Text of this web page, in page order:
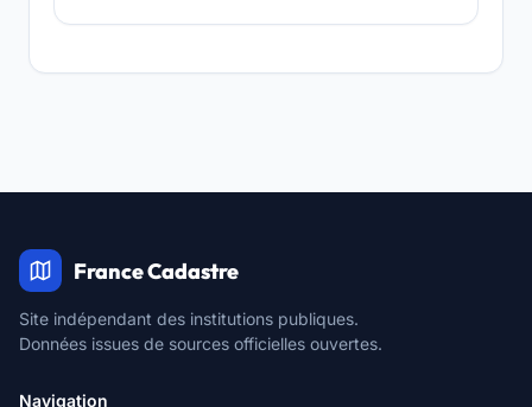
France Cadastre
Site indépendant des institutions publiques.
Données issues de sources officielles ouvertes.
Navigation